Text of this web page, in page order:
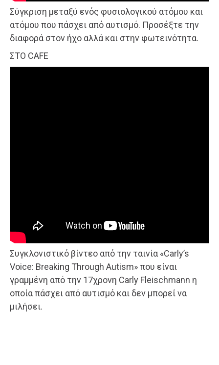
Σύγκριση μεταξύ ενός φυσιολογικού ατόμου και
ατόμου που πάσχει από αυτισμό. Προσέξτε την
διαφορά στον ήχο αλλά και στην φωτεινότητα.
ΣΤΟ CAFE
Συγκλονιστικό βίντεο από την ταινία «Carly’s
Voice: Breaking Through Autism» που είναι
γραμμένη από την 17χρονη Carly Fleischmann η
οποία πάσχει από αυτισμό και δεν μπορεί να
μιλήσει.